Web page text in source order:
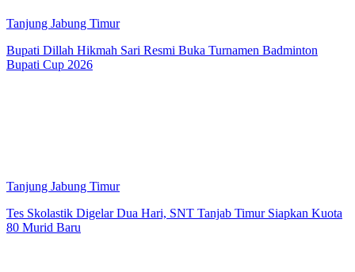
Tanjung Jabung Timur
Bupati Dillah Hikmah Sari Resmi Buka Turnamen Badminton
Bupati Cup 2026
Tanjung Jabung Timur
Tes Skolastik Digelar Dua Hari, SNT Tanjab Timur Siapkan Kuota
80 Murid Baru